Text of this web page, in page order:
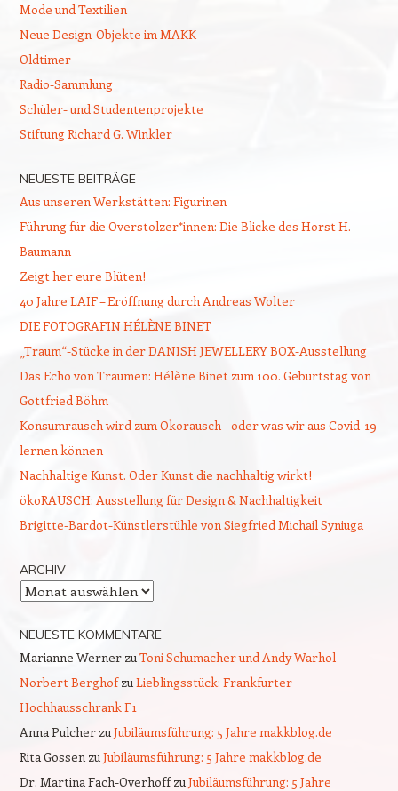
Mode und Textilien
Neue Design-Objekte im MAKK
Oldtimer
Radio-Sammlung
Schüler- und Studentenprojekte
Stiftung Richard G. Winkler
NEUESTE BEITRÄGE
Aus unseren Werkstätten: Figurinen
Führung für die Overstolzer*innen: Die Blicke des Horst H.
Baumann
Zeigt her eure Blüten!
40 Jahre LAIF – Eröffnung durch Andreas Wolter
DIE FOTOGRAFIN HÉLÈNE BINET
„Traum“-Stücke in der DANISH JEWELLERY BOX-Ausstellung
Das Echo von Träumen: Hélène Binet zum 100. Geburtstag von
Gottfried Böhm
Konsumrausch wird zum Ökorausch – oder was wir aus Covid-19
lernen können
Nachhaltige Kunst. Oder Kunst die nachhaltig wirkt!
ökoRAUSCH: Ausstellung für Design & Nachhaltigkeit
Brigitte-Bardot-Künstlerstühle von Siegfried Michail Syniuga
ARCHIV
Archiv
NEUESTE KOMMENTARE
Marianne WernerzuToni Schumacher und Andy Warhol
Norbert BerghofzuLieblingsstück: Frankfurter
Hochhausschrank F1
Anna PulcherzuJubiläumsführung: 5 Jahre makkblog.de
Rita GossenzuJubiläumsführung: 5 Jahre makkblog.de
Dr. Martina Fach-OverhoffzuJubiläumsführung: 5 Jahre